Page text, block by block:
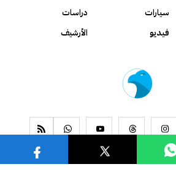
سيارات
دراسات
فيديو الأرشيف